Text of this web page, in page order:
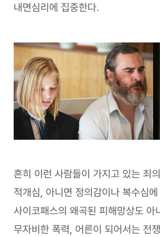
내면심리에 집중한다.
흔히 이런 사람들이 가지고 있는 죄
적개심, 아니면 정의감이나 복수심
사이코패스의 왜곡된 피해망상도 아
무자비한 폭력, 어른이 되어서는 전